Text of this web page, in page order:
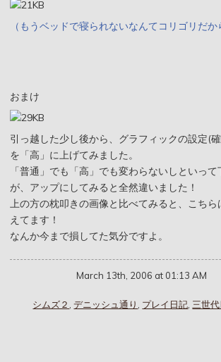
（もうベッドで寝られないなんてコリゴリだか
おまけ
引っ越した少し後から、グラフィックの設定(
を「高」に上げてみました。
「普通」でも「高」でも変わらないしといっ
が、アップにしてみると全然違いました！
上の方の枕叩きの画像と比べてみると、こちら
えてます！
なんか今まで損してた気分ですよ。
March 13th, 2006 at 01:13 AM
シムズ２ ,デニッシュ通り プレイ日記 三世